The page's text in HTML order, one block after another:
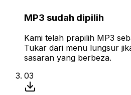
MP3 sudah dipilih
Kami telah prapilih MP3
Tukar dari menu lungsur
sasaran yang berbeza.
03